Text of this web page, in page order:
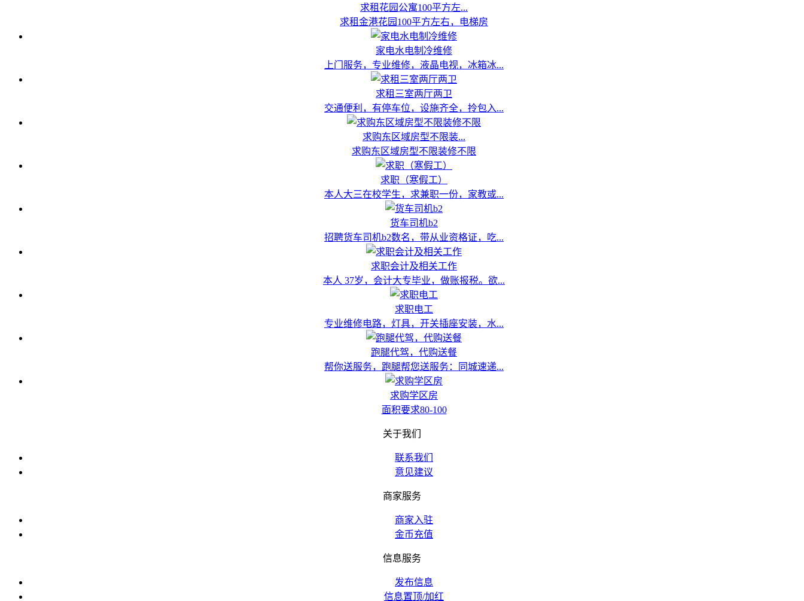
求租花园公寓100平方左...
求租金港花园100平方左右，电梯房
家电水电制冷维修
上门服务，专业维修，液晶电视，冰箱冰...
求租三室两厅两卫
交通便利，有停车位，设施齐全，拎包入...
求购东区域房型不限装...
求购东区域房型不限装修不限
求职（寒假工）
本人大三在校学生，求兼职一份，家教或...
货车司机b2
招聘货车司机b2数名，带从业资格证，吃...
求职会计及相关工作
本人 37岁，会计大专毕业，做账报税。欲...
求职电工
专业维修电路，灯具，开关插座安装，水...
跑腿代驾，代购送餐
帮你送服务，跑腿帮您送服务：同城速递...
求购学区房
面积要求80-100
关于我们
联系我们
意见建议
商家服务
商家入驻
金币充值
信息服务
发布信息
信息置顶/加红